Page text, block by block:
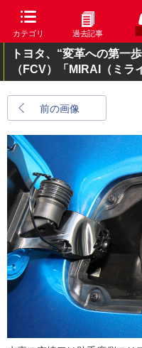
カテゴリ 過去記事
トヨタ、“変革への第一
（FCV）「MIRAI（ミラ
前の画像